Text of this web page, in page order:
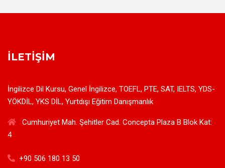
İLETIŞIM
İngilizce Dil Kursu, Genel İngilizce, TOEFL, PTE, SAT, IELTS, YDS-
YÖKDİL, YKS DİL, Yurtdışı Eğitim Danışmanlık
Cumhuriyet Mah. Şehitler Cad. Concepta Plaza B Blok Kat:
4
+90 506 180 13 50